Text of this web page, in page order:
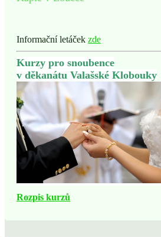
Informační letáček zde
Kurzy pro snoubence
v děkanátu Valašské Klobouky
Rozpis kurzů